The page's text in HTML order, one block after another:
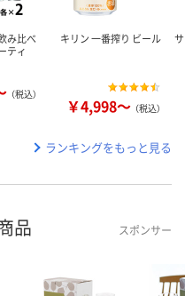
み比べ
ティ
（税込）
キリン 一番搾り ビール
￥4,998～ （税込）
ランキングをもっと見る
品 スポンサー